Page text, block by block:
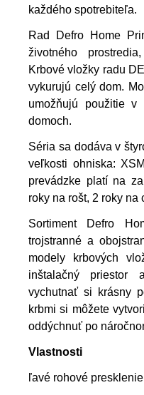
každého spotrebiteľa.
Rad Defro Home
životného
Krbové vložky radu
vykurujú celý dom.
umožňujú použitie v
domoch.
Séria sa dodáva v
veľkosti ohniska:
prevádzke platí na
roky na rošt, 2 roky na
Sortiment Defro
trojstranné a
modely krbových
inštalačný priestor
vychutnať si krásny
krbmi si môžete
oddýchnuť po
Vlastnosti
ľavé rohové presklenie